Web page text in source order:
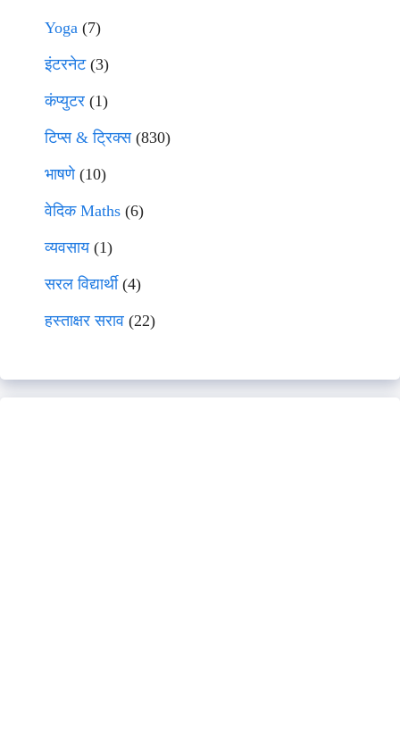
Yoga (7)
इंटरनेट(3)
कंप्युटर (1)
टिप्स & ट्रिक्स(830)
भाषणे(10)
वेदिक Maths (6)
व्यवसाय(1)
सरल विद्यार्थी(4)
हस्ताक्षर सराव (22)